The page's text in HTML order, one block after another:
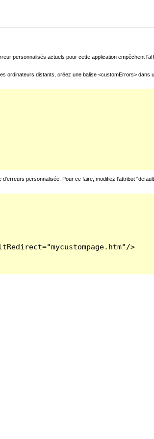
personnalisés actuels pour cette application empêchent
ordinateurs distants, créez une balise <customErrors>
personnalisée. Pour ce faire, modifiez l'attribut
>